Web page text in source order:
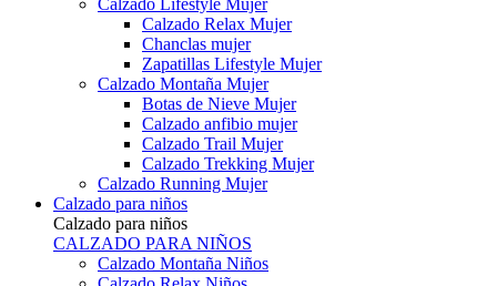
Calzado Lifestyle Mujer
Calzado Relax Mujer
Chanclas mujer
Zapatillas Lifestyle Mujer
Calzado Montaña Mujer
Botas de Nieve Mujer
Calzado anfibio mujer
Calzado Trail Mujer
Calzado Trekking Mujer
Calzado Running Mujer
Calzado para niños
Calzado para niños
CALZADO PARA NIÑOS
Calzado Montaña Niños